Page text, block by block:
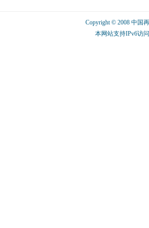
Copyright © 2008 中国
本网站支持IPv6访